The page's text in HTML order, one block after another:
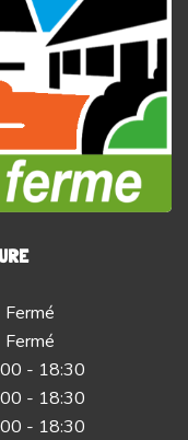
Fermé
Fermé
- 18:30
- 18:30
- 18:30